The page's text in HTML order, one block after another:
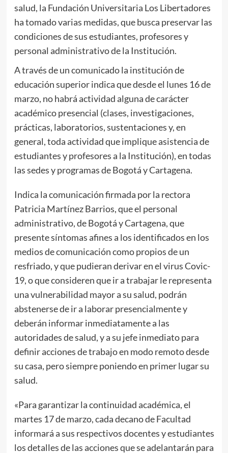
salud, la Fundación Universitaria Los Libertadores
ha tomado varias medidas, que busca preservar las
condiciones de sus estudiantes, profesores y
personal administrativo de la Institución.
A través de un comunicado la institución de
educación superior indica que desde el lunes 16 de
marzo, no habrá actividad alguna de carácter
académico presencial (clases, investigaciones,
prácticas, laboratorios, sustentaciones y, en
general, toda actividad que implique asistencia de
estudiantes y profesores a la Institución), en todas
las sedes y programas de Bogotá y Cartagena.
Indica la comunicación firmada por la rectora
Patricia Martínez Barrios, que el personal
administrativo, de Bogotá y Cartagena, que
presente síntomas afines a los identificados en los
medios de comunicación como propios de un
resfriado, y que pudieran derivar en el virus Covic-
19, o que consideren que ir a trabajar le representa
una vulnerabilidad mayor a su salud, podrán
abstenerse de ir a laborar presencialmente y
deberán informar inmediatamente a las
autoridades de salud, y a su jefe inmediato para
definir acciones de trabajo en modo remoto desde
su casa, pero siempre poniendo en primer lugar su
salud.
«Para garantizar la continuidad académica, el
martes 17 de marzo, cada decano de Facultad
informará a sus respectivos docentes y estudiantes
los detalles de las acciones que se adelantarán para